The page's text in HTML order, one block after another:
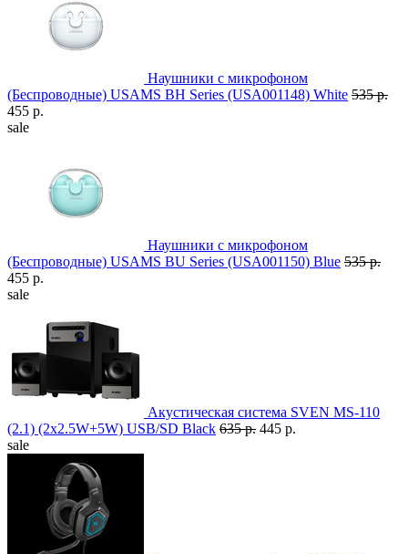
Наушники с микрофоном
(Беспроводные) USAMS BH Series (USA001148) White 535 р.
455 р.
sale
Наушники с микрофоном
(Беспроводные) USAMS BU Series (USA001150) Blue 535 р.
455 р.
sale
Акустическая система SVEN MS-110
(2.1) (2x2.5W+5W) USB/SD Black 635 р. 445 р.
sale